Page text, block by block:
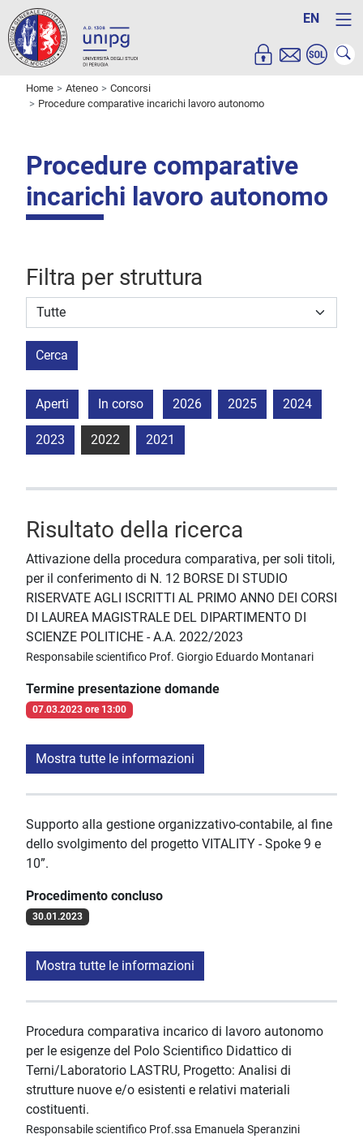
EN
Home Ateneo
Concorsi
Procedure comparative incarichi lavoro autonomo
Procedure comparative
incarichi lavoro autonomo
Filtra per struttura
Struttura stipulante
Cerca
Aperti In corso 2026 2025 2024
2023 2022 2021
Risultato della ricerca
Attivazione della procedura comparativa, per soli titoli,
per il conferimento di N. 12 BORSE DI STUDIO
RISERVATE AGLI ISCRITTI AL PRIMO ANNO DEI CORSI
DI LAUREA MAGISTRALE DEL DIPARTIMENTO DI
SCIENZE POLITICHE - A.A. 2022/2023
Responsabile scientifico Prof. Giorgio Eduardo Montanari
Termine presentazione domande
07.03.2023 ore 13:00
Mostra tutte le informazioni
Supporto alla gestione organizzativo-contabile, al fine
dello svolgimento del progetto VITALITY - Spoke 9 e
10”.
Procedimento concluso
30.01.2023
Mostra tutte le informazioni
Procedura comparativa incarico di lavoro autonomo
per le esigenze del Polo Scientifico Didattico di
Terni/Laboratorio LASTRU, Progetto: Analisi di
strutture nuove e/o esistenti e relativi materiali
costituenti.
Responsabile scientifico Prof.ssa Emanuela Speranzini